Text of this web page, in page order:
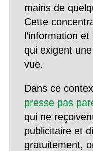
mains de
Cette
l’information
qui exigent
vue.
Dans ce
presse pas
qui ne
publicitaire et
gratuitement,